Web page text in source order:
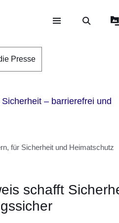
Presse
– barrierefrei und
für Sicherheit und Heimatschutz
schafft